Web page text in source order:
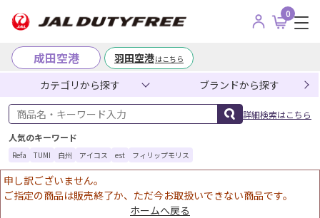
0
成田空港 羽田空港はこちら
カテゴリから探す ブランドから探す
商品名・キーワード入力
詳細検索はこちら
人気のキーワード
Refa TUMI 白州 アイコス est フィリップモリス
申し訳ございません。
ご指定の商品は販売終了か、ただ今お取扱いできない商品です。
ホームへ戻る